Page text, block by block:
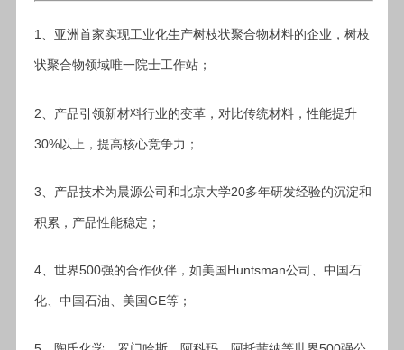
1、亚洲首家实现工业化生产树枝状聚合物材料的企业，树枝
状聚合物领域唯一院士工作站；
2 、产品引领新材料行业的变革，对比传统材料，性能提升
30%以上，提高核心竞争力；
3 、产品技术为晨源公司和北京大学20多年研发经验的沉淀和
积累，产品性能稳定；
4、世界500强的合作伙伴，如美国 Huntsman公司、中国石
化、中国石油、美国 GE等；